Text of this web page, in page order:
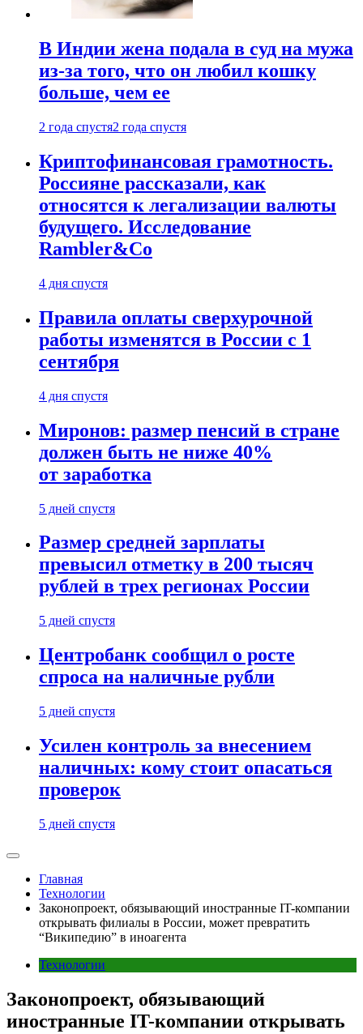
В Индии жена подала в суд на мужа
из-за того, что он любил кошку
больше, чем ее
2 года спустя2 года спустя
Криптофинансовая грамотность.
Россияне рассказали, как
относятся к легализации валюты
будущего. Исследование
Rambler&Co
4 дня спустя
Правила оплаты сверхурочной
работы изменятся в России с 1
сентября
4 дня спустя
Миронов: размер пенсий в стране
должен быть не ниже 40%
от заработка
5 дней спустя
Размер средней зарплаты
превысил отметку в 200 тысяч
рублей в трех регионах России
5 дней спустя
Центробанк сообщил о росте
спроса на наличные рубли
5 дней спустя
Усилен контроль за внесением
наличных: кому стоит опасаться
проверок
5 дней спустя
Главная
Технологии
Законопроект, обязывающий иностранные IT-компании
открывать филиалы в России, может превратить
“Википедию” в иноагента
Технологии
Законопроект, обязывающий
иностранные IT-компании открывать